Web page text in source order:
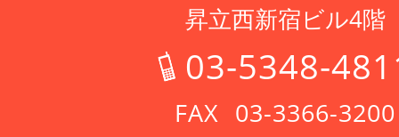
昇立西新宿ビル4階
03-5348-
03-3366-3200